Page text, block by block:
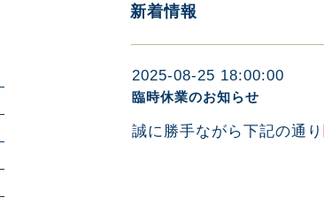
新着情報
2025-08-25 18:00:00
臨時休業のお知らせ
誠に勝手ながら下記の通り